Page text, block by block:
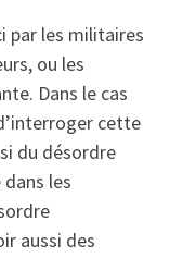
par les militaires
ou les
Dans le cas
cette
du désordre
les
aussi des